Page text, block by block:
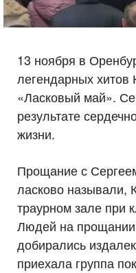
13 ноября в
легендарных
«Ласковый май».
результате
жизни.
Прощание с
ласково называли,
траурном зале при
Людей на
добирались
приехала группа